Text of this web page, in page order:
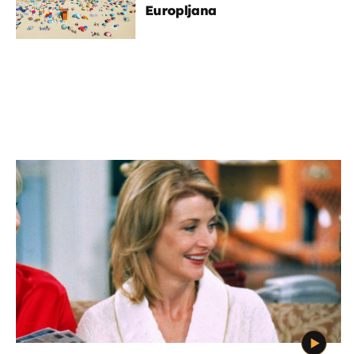
Europljana